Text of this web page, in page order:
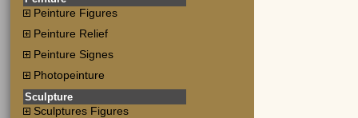
Peinture Figures
Peinture Relief
Peinture Signes
Photopeinture
Sculpture
Sculptures Figures